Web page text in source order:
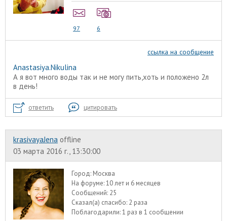
97 6
ссылка на сообщение
Anastasiya.Nikulina
А я вот много воды так и не могу пить,хоть и положено 2л
в день!
ответить цитировать
krasivayaJena offline
03 марта 2016 г., 13:30:00
Город: Москва
На форуме:10 лет и 6 месяцев
Сообщений: 25
Сказал(а) спасибо: 2 раза
Поблагодарили:1 раз в 1 сообщении